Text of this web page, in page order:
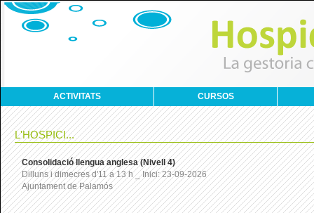
ACTIVITATS CURSOS
L'HOSPICI...
Consolidació llengua anglesa (Nivell 4)
Dilluns i dimecres d'11 a 13 h _ Inici: 23-09-2026
Ajuntament de Palamós